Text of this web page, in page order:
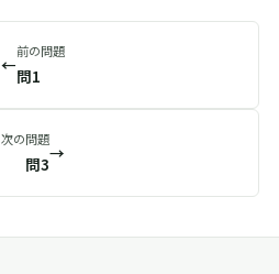
←
前の問題
問1
次の問題
問3
→